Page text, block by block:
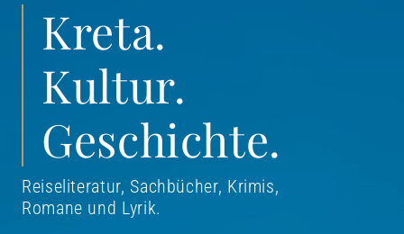
Kreta.
Kultur.
Geschichte.
Reiseliteratur, Sachbücher, Krimis,
Romane und Lyrik.